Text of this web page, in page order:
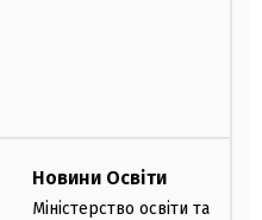
Новини Освіти
Міністерство освіти та